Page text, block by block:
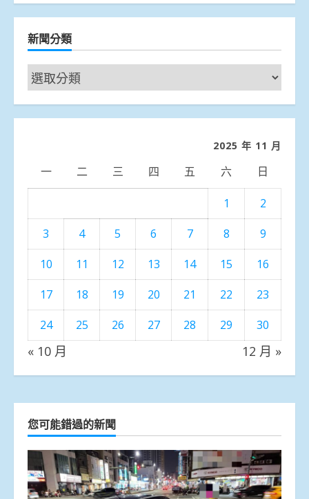
新聞分類
新
聞
分
2025 年 11 月
一 二 三 四 五 六 日
1
2
3
4 5 6 7 8
9
10
11 12 13 14 15
16
17
18 19 20 21 22
23
24
25 26 27 28 29 30
« 10 月 12 月 »
您可能錯過的新聞